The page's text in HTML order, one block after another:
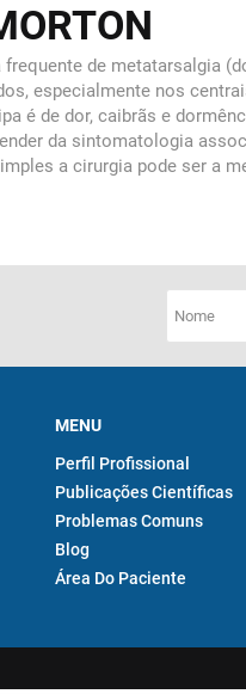
de metatarsalgia
especialmente nos
é de dor, caibrãs e
da sintomatologia
a cirurgia pode ser a
MENU
Perfil Profissional
Publicações Científicas
Problemas Comuns
Blog
Área Do Paciente